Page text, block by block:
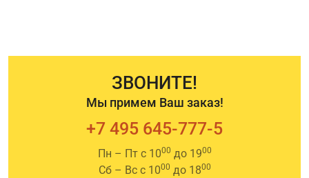
ЗВОНИТЕ!
Мы примем Ваш заказ!
+7 495 645-777-5
Пн – Пт с 1000 до 1900
Сб – Вс с 1000 до 1800